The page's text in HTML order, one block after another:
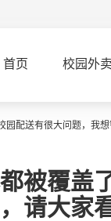
首页 校园外卖
配送有很大问题，我
被覆盖
请大家